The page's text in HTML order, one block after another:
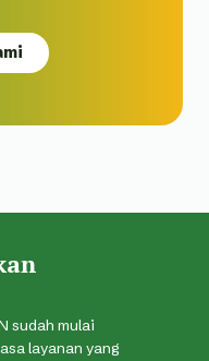
sudah mulai
layanan yang